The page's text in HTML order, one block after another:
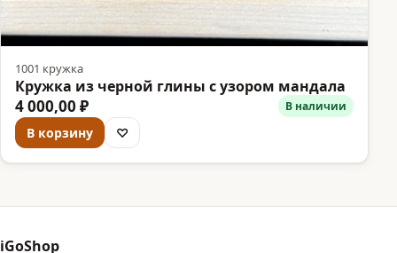
1001 кружка
Кружка из черной глины с узором мандала
4 000,00 ₽ В наличии
В корзину ♡
iGoShop